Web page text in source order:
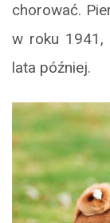
chorować.
w roku 1941,
lata później.